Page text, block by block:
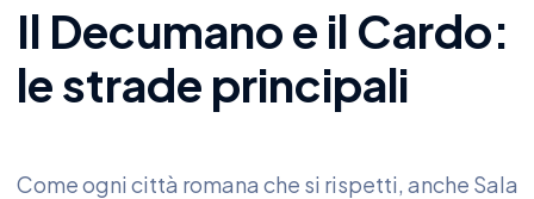
Il Decumano e il Cardo:
le strade principali
Come ogni città romana che si rispetti, anche Sala